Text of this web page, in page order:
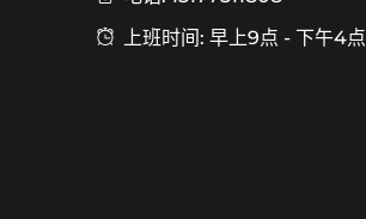
上班时间: 早上9点 - 下午4点